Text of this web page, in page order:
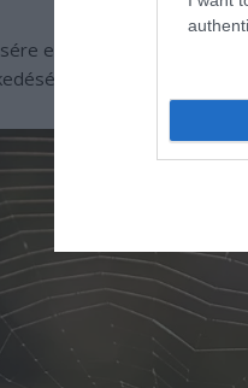
egyszerűen kinyitották